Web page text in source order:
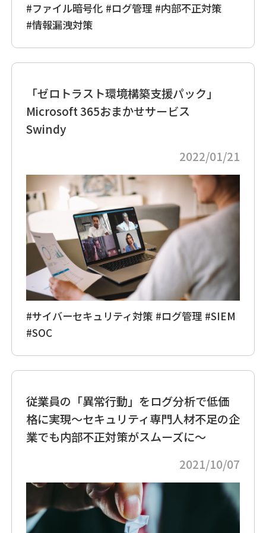
#ファイル暗号化 #ログ管理 #内部不正対策
#情報漏洩対策
「ゼロトラスト環境構築支援パック」
Microsoft 365おまかせサービス
Swindy
2022/01/21
#サイバーセキュリティ対策 #ログ管理 #SIEM
#SOC
従業員の「異常行動」をログ分析で低価
格に実現～セキュリティ専門人材不足の企
業でも内部不正対策がスムーズに～
2021/10/07